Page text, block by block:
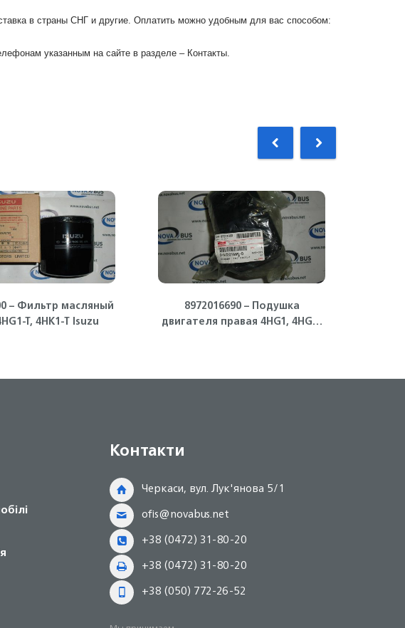
в страны СНГ и другие. Оплатить можно удобным для вас способом:
указанным на сайте в разделе – Контакты.
– Фильтр масляный
T, 4HK1-T Isuzu
8972016690 – Подушка
двигателя правая 4HG1, 4HG1-
Контакти
Черкаси, вул. Лук'янова 5/1
ofis@novabus.net
+38 (0472) 31-80-20
+38 (0472) 31-80-20
+38 (050) 772-26-52